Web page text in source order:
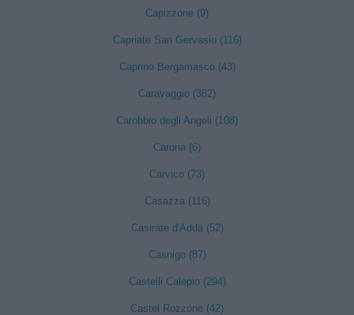
Capizzone (9)
Capriate San Gervasio (116)
Caprino Bergamasco (43)
Caravaggio (382)
Carobbio degli Angeli (108)
Carona (6)
Carvico (73)
Casazza (116)
Casirate d'Adda (52)
Casnigo (87)
Castelli Calepio (294)
Castel Rozzone (42)